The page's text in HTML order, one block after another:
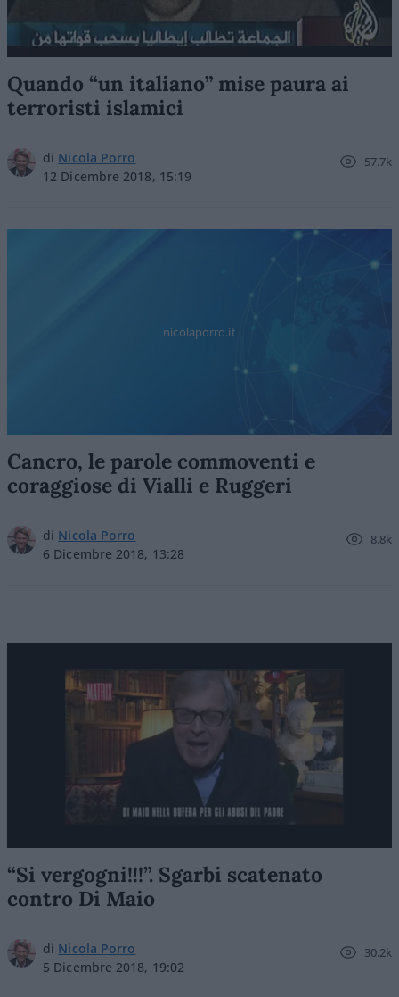
Quando “un italiano” mise paura ai
terroristi islamici
di Nicola Porro
12 Dicembre 2018, 15:19
57.7k
nicolaporro.it
Cancro, le parole commoventi e
coraggiose di Vialli e Ruggeri
di Nicola Porro
6 Dicembre 2018, 13:28
8.8k
“Si vergogni!!!”. Sgarbi scatenato
contro Di Maio
di Nicola Porro
5 Dicembre 2018, 19:02
30.2k